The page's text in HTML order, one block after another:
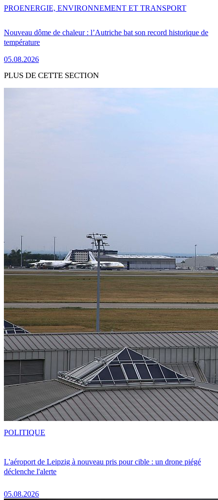
Nouveau dôme de chaleur : l’Autriche bat son record historique de
température
05.08.2026
PROENERGIE, ENVIRONNEMENT ET TRANSPORT
PLUS DE CETTE SECTION
L'aéroport de Leipzig à nouveau pris pour cible : un drone piégé
déclenche l'alerte
05.08.2026
POLITIQUE